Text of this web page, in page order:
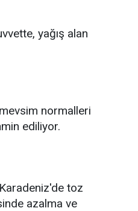
yağış alan
normalleri
ediliyor.
toz
azalma ve